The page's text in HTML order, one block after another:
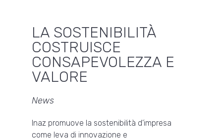
LA SOSTENIBILITÀ
COSTRUISCE
CONSAPEVOLEZZA E
VALORE
News
Inaz promuove la sostenibilità d’impresa
come leva di innovazione e